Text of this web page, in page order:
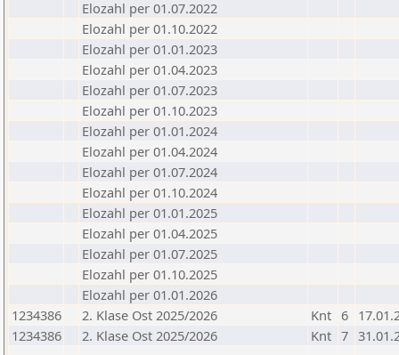
Elozahl per 01.07.2022
Elozahl per 01.10.2022
Elozahl per 01.01.2023
Elozahl per 01.04.2023
Elozahl per 01.07.2023
Elozahl per 01.10.2023
Elozahl per 01.01.2024
Elozahl per 01.04.2024
Elozahl per 01.07.2024
Elozahl per 01.10.2024
Elozahl per 01.01.2025
Elozahl per 01.04.2025
Elozahl per 01.07.2025
Elozahl per 01.10.2025
Elozahl per 01.01.2026
1234386
2. Klase Ost 2025/2026 Knt 6
1234386
2. Klase Ost 2025/2026 Knt 7